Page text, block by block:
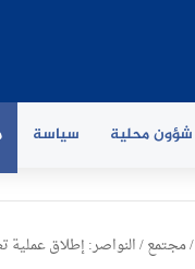
شؤون محلية سياسة
/مجتمع/النواصر: إطلاق عملية